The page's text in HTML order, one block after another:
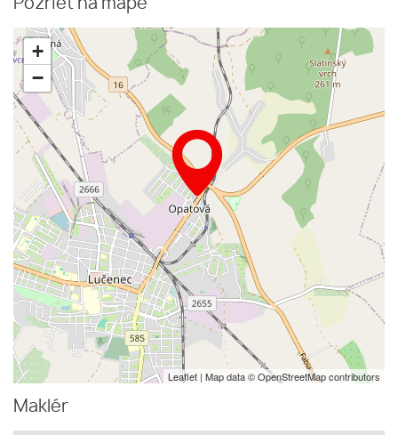
Pozrieť na mape
+
−
Leaflet | Map data ©OpenStreetMapcontributors
Maklér